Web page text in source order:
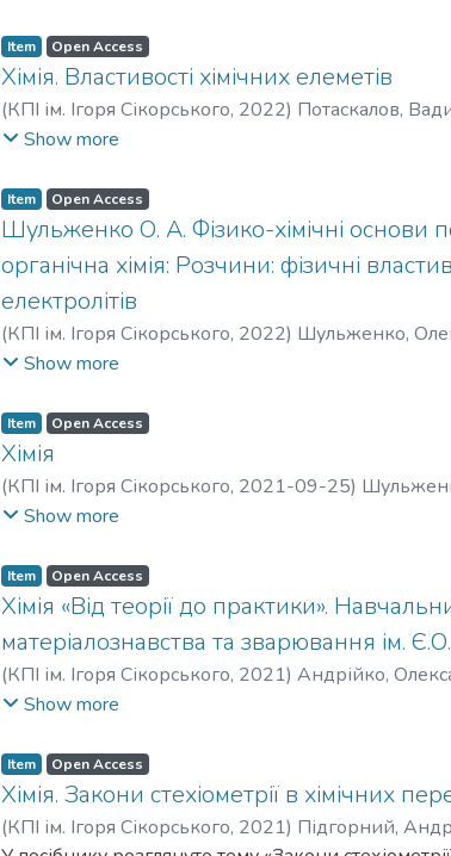
Item Open Access
Хімія. Властивості хімічних елеметів
(КПІ ім. Ігоря Сікорського, 2022) Потаскалов,
Власенко, Наталія Євгенівна
Show more
Item Open Access
Шульженко О. А. Фізико-хімічні основи
органічна хімія: Розчини: фізичні
електролітів
(КПІ ім. Ігоря Сікорського, 2022) Шульженко,
Розалія Анатоліївна
Show more
Item Open Access
Хімія
(КПІ ім. Ігоря Сікорського, 2021-09-25)
Хохлова, Розалія Анатоліївна
Show more
Item Open Access
Хімія «Від теорії до практики».
матеріалознавства та зварювання ім.
(КПІ ім. Ігоря Сікорського, 2021) Андрійко,
Ірина Володимирівна
Show more
Item Open Access
Хімія. Закони стехіометрії в хімічних
(КПІ ім. Ігоря Сікорського, 2021) Підгорний,